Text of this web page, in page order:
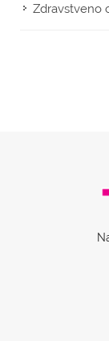
Zdravstveno